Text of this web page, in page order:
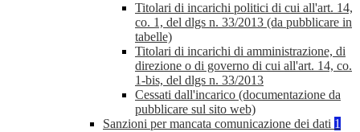
Titolari di incarichi politici di cui all'art. 14,
co. 1, del dlgs n. 33/2013 (da pubblicare in
tabelle)
Titolari di incarichi di amministrazione, di
direzione o di governo di cui all'art. 14, co.
1-bis, del dlgs n. 33/2013
Cessati dall'incarico (documentazione da
pubblicare sul sito web)
Sanzioni per mancata comunicazione dei dati 1